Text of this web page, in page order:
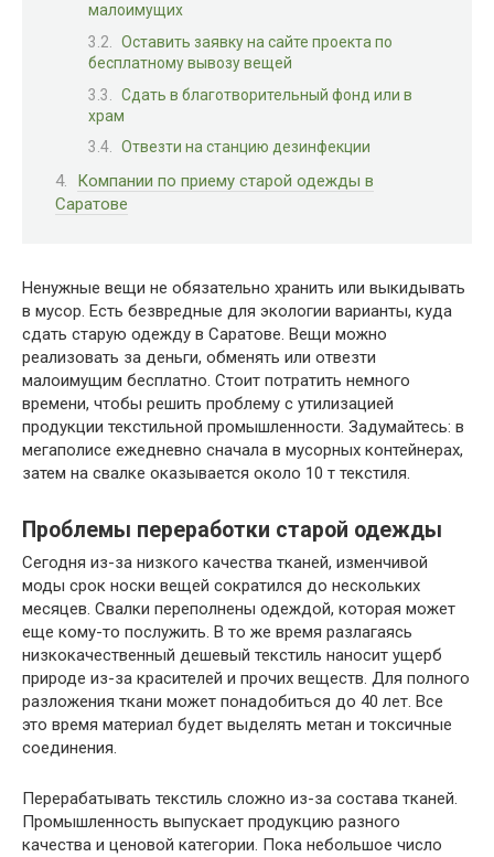
малоимущих
Оставить заявку на сайте проекта по
бесплатному вывозу вещей
Сдать в благотворительный фонд или в
храм
Отвезти на станцию дезинфекции
Компании по приему старой одежды в
Саратове
Ненужные вещи не обязательно хранить или выкидывать
в мусор. Есть безвредные для экологии варианты, куда
сдать старую одежду в Саратове. Вещи можно
реализовать за деньги, обменять или отвезти
малоимущим бесплатно. Стоит потратить немного
времени, чтобы решить проблему с утилизацией
продукции текстильной промышленности. Задумайтесь: в
мегаполисе ежедневно сначала в мусорных контейнерах,
затем на свалке оказывается около 10 т текстиля.
Проблемы переработки старой одежды
Сегодня из-за низкого качества тканей, изменчивой
моды срок носки вещей сократился до нескольких
месяцев. Свалки переполнены одеждой, которая может
еще кому-то послужить. В то же время разлагаясь
низкокачественный дешевый текстиль наносит ущерб
природе из-за красителей и прочих веществ. Для полного
разложения ткани может понадобиться до 40 лет. Все
это время материал будет выделять метан и токсичные
соединения.
Перерабатывать текстиль сложно из-за состава тканей.
Промышленность выпускает продукцию разного
качества и ценовой категории. Пока небольшое число